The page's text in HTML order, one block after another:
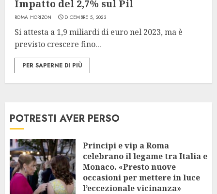
Impatto del 2,7% sul Pil
ROMA HORIZON DICEMBRE 5, 2023
Si attesta a 1,9 miliardi di euro nel 2023, ma è
previsto crescere fino...
PER SAPERNE DI PIÙ
POTRESTI AVER PERSO
Principi e vip a Roma
celebrano il legame tra Italia e
Monaco. «Presto nuove
occasioni per mettere in luce
l’eccezionale vicinanza»